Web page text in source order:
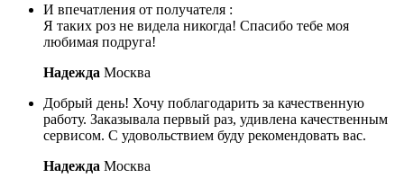
И впечатления от получателя :
Я таких роз не видела никогда! Спасибо тебе моя
любимая подруга!
Надежда Москва
Добрый день! Хочу поблагодарить за качественную
работу. Заказывала первый раз, удивлена качественным
сервисом. С удовольствием буду рекомендовать вас.
Надежда Москва